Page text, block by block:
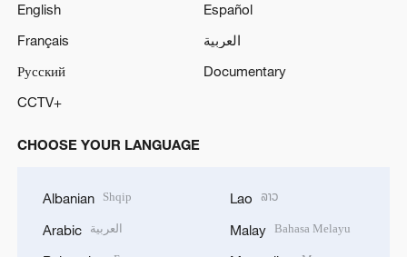
English
Español
Français
العربية
Русский
Documentary
CCTV+
CHOOSE YOUR LANGUAGE
Albanian Shqip
Arabic العربية
Lao ລາວ
Malay Bahasa Melayu